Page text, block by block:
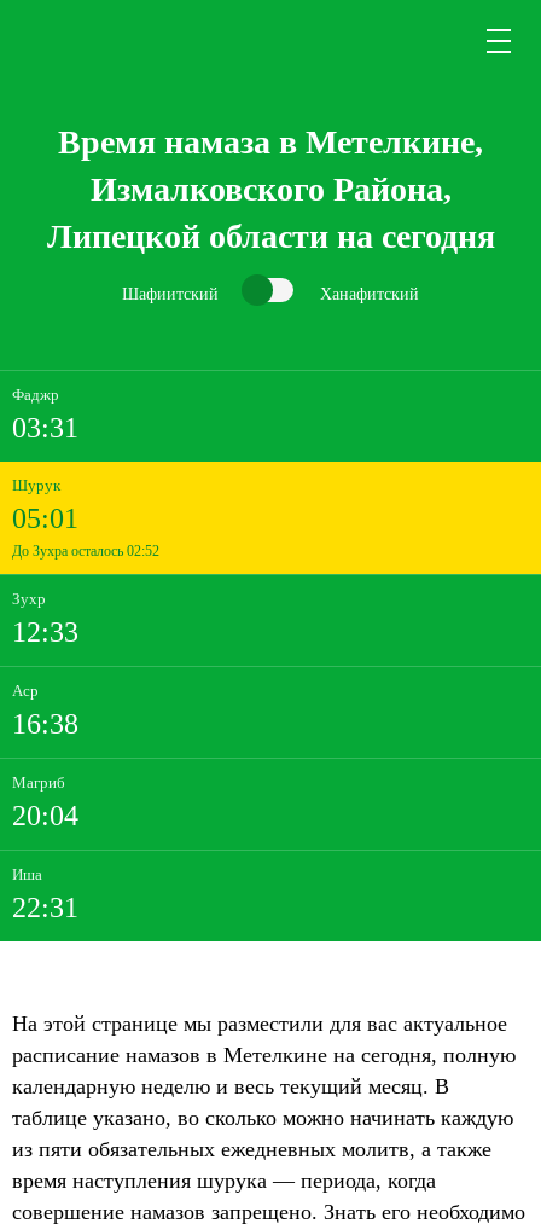
Время намаза в Метелкине,
Измалковского Района,
Липецкой области на сегодня
Шафиитский Ханафитский
Фаджр
03:31
Шурук
05:01
До Зухра осталось 02:52
Зухр
12:33
Аср
16:38
Магриб
20:04
Иша
22:31
На этой странице мы разместили для вас актуальное
расписание намазов в Метелкине на сегодня, полную
календарную неделю и весь текущий месяц. В
таблице указано, во сколько можно начинать каждую
из пяти обязательных ежедневных молитв, а также
время наступления шурука — периода, когда
совершение намазов запрещено. Знать его необходимо